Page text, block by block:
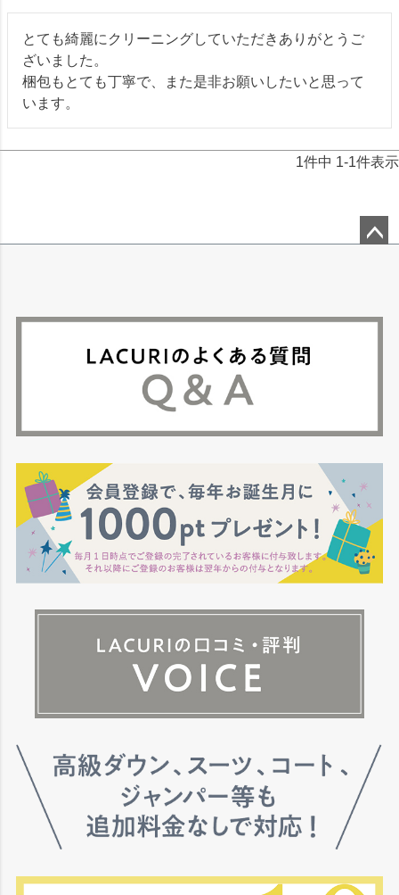
とても綺麗にクリーニングしていただきありがとうご
ざいました。
梱包もとても丁寧で、また是非お願いしたいと思って
います。
1件中 1-1件表示
へ